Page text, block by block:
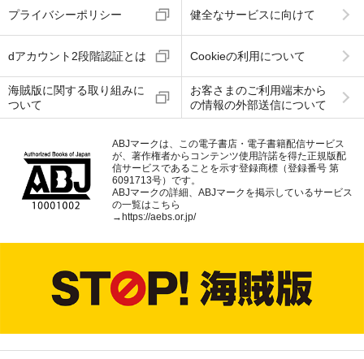
プライバシーポリシー 健全なサービスに向けて
dアカウント2段階認証とは Cookieの利用について
海賊版に関する取り組みに
ついて
お客さまのご利用端末から
の情報の外部送信について
ABJマークは、この電子書店・電子書籍配信サービス
が、著作権者からコンテンツ使用許諾を得た正規版配
信サービスであることを示す登録商標（登録番号 第
6091713号）です。
ABJマークの詳細、ABJマークを掲示しているサービス
の一覧はこちら
→https://aebs.or.jp/